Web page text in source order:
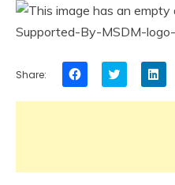
Share:
to
on
to
on
to
on